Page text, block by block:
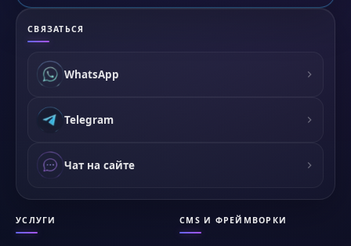
СВЯЗАТЬСЯ
WhatsApp
Telegram
Чат на сайте
УСЛУГИ CMS И ФРЕЙМВОРКИ